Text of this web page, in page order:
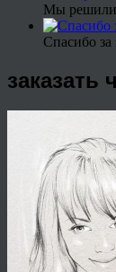
Мы решили
Спасибо
заказать